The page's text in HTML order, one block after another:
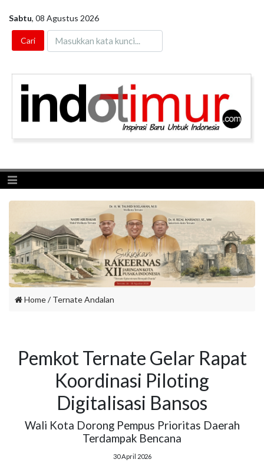
Sabtu, 08 Agustus 2026
Toggle navigation
Home/Ternate Andalan
Pemkot Ternate Gelar Rapat
Koordinasi Piloting
Digitalisasi Bansos
Wali Kota Dorong Pempus Prioritas Daerah
Terdampak Bencana
30 April 2026